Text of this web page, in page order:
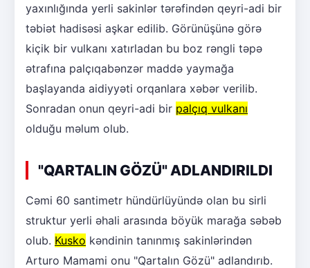
yaxınlığında yerli sakinlər tərəfindən qeyri-adi bir
təbiət hadisəsi aşkar edilib. Görünüşünə görə
kiçik bir vulkanı xatırladan bu boz rəngli təpə
ətrafına palçıqabənzər maddə yaymağa
başlayanda aidiyyəti orqanlara xəbər verilib.
Sonradan onun qeyri-adi bir palçıq vulkanı
olduğu məlum olub.
"QARTALIN GÖZÜ" ADLANDIRILDI
Cəmi 60 santimetr hündürlüyündə olan bu sirli
struktur yerli əhali arasında böyük marağa səbəb
olub. Kusko kəndinin tanınmış sakinlərindən
Arturo Mamami onu "Qartalın Gözü" adlandırıb.